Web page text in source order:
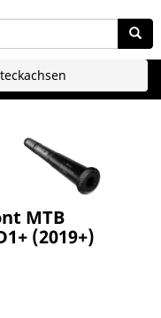
MTB
(2019+)